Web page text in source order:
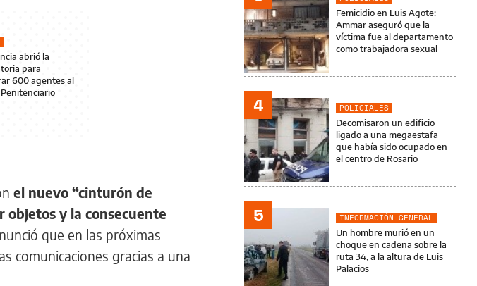
abrió la
para
600 agentes al
el nuevo “cinturón de
objetos y la consecuente
que en las próximas
comunicaciones gracias a una
Femicidio en Luis Agote:
Ammar aseguró que la
víctima fue al departamento
como trabajadora sexual
4
POLICIALES
Decomisaron un edificio
ligado a una megaestafa
que había sido ocupado en
el centro de Rosario
5
INFORMACIÓN GENERAL
Un hombre murió en un
choque en cadena sobre la
ruta 34, a la altura de Luis
Palacios